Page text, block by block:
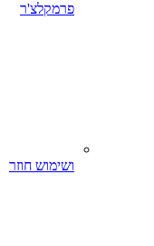
פרמקלצ'ר
ושימוש חוזר